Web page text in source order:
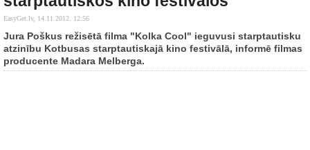
EasyGet.lv, 14.11.2012. 12:56
Jura Poškus režisētā filma "Kolka Cool" ieguvusi starptautisku
atzinību Kotbusas starptautiskajā kino festivālā, informē filmas
producente Madara Melberga.